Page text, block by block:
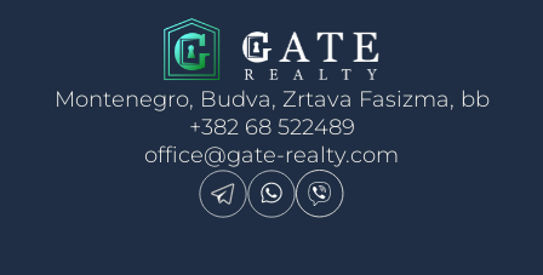
Montenegro, Budva, Zrtava Fasizma, bb
+382 68 522489
office@gate-realty.com